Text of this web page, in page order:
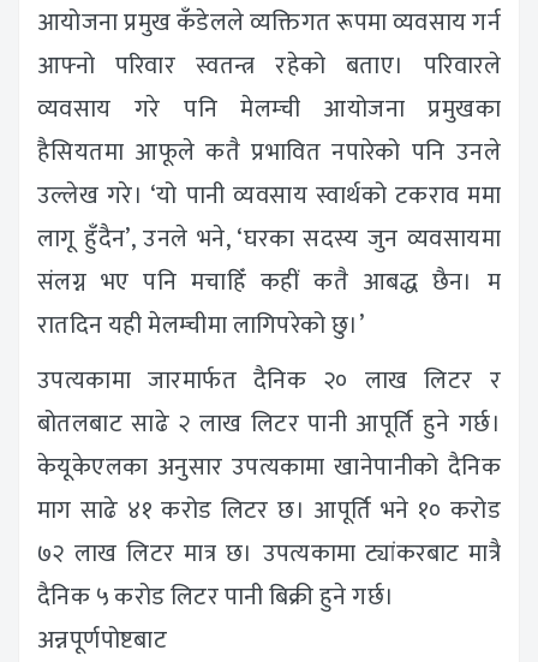
आयोजना प्रमुख कँडेलले व्यक्तिगत रूपमा व्यवसाय गर्न
आफ्नो परिवार स्वतन्त्र रहेको बताए। परिवारले
व्यवसाय गरे पनि मेलम्ची आयोजना प्रमुखका
हैसियतमा आफूले कतै प्रभावित नपारेको पनि उनले
उल्लेख गरे। ‘यो पानी व्यवसाय स्वार्थको टकराव ममा
लागू हुँदैन’, उनले भने, ‘घरका सदस्य जुन व्यवसायमा
संलग्न भए पनि मचाहिँ कहीं कतै आबद्ध छैन। म
रातदिन यही मेलम्चीमा लागिपरेको छु।’
उपत्यकामा जारमार्फत दैनिक २० लाख लिटर र
बोतलबाट साढे २ लाख लिटर पानी आपूर्ति हुने गर्छ।
केयूकेएलका अनुसार उपत्यकामा खानेपानीको दैनिक
माग साढे ४१ करोड लिटर छ। आपूर्ति भने १० करोड
७२ लाख लिटर मात्र छ। उपत्यकामा ट्यांकरबाट मात्रै
दैनिक ५ करोड लिटर पानी बिक्री हुने गर्छ।
अन्नपूर्णपोष्टबाट